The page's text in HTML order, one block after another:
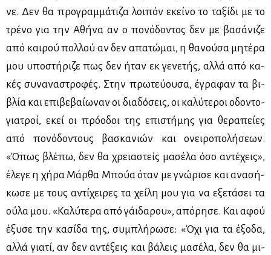
νε. Δεν θα προ­γραμ­μά­τι­ζα λοι­πόν εκεί­νο το τα­ξί­δι με το
τρέ­νο για την Αθή­να αν ο πο­νό­δο­ντος δεν με βα­σά­νι­ζε
από και­ρού πολ­λού αν δεν απα­τώ­μαι, η θα­νού­σα μη­τέ­ρα
μου υπο­στή­ρι­ζε πως δεν ήταν εκ γε­νε­τής, αλ­λά από κα­
κές συ­να­να­στρο­φές. Στην πρω­τεύ­ου­σα, έγρα­φαν τα βι­
βλία και επι­βε­βαί­ω­ναν οι δια­δό­σεις, οι κα­λύ­τε­ροι οδο­ντο­
για­τροί, εκεί οι πρό­ο­δοι της επι­στή­μης για θε­ρα­πεί­ες
από πο­νό­δο­ντους βα­σκα­νιών και ονει­ρο­πο­λή­σε­ων.
«Όπως βλέ­πω, δεν θα χρεια­στείς μα­σέ­λα όσο αντέ­χεις»,
έλε­γε η χή­ρα Μάρ­θα Μπούα όταν με γνώ­ρι­σε και ανα­σή­
κω­σε με τους αντί­χει­ρες τα χεί­λη μου για να εξε­τά­σει τα
ού­λα μου. «Κα­λύ­τε­ρα από γάι­δα­ρου», από­ρη­σε. Και αφού
έξυ­σε την κα­σί­δα της, συ­μπλή­ρω­σε: «Όχι για τα έξο­δα,
αλ­λά για­τί, αν δεν αντέ­ξεις και βά­λεις μα­σέ­λα, δεν θα μι­